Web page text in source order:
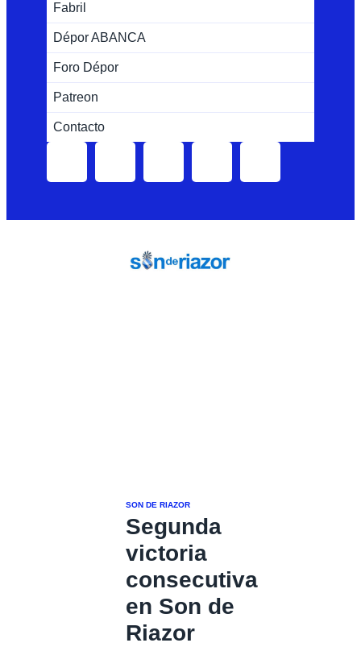
Fabril
Dépor ABANCA
Foro Dépor
Patreon
Contacto
SON DE RIAZOR
Segunda
victoria
consecutiva
en Son de
Riazor